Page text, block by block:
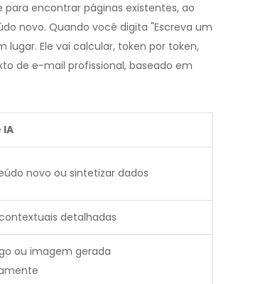
encontrar páginas existentes, ao
novo. Quando você digita "Escreva um
Ele vai calcular, token por token,
de e-mail profissional, baseado em
novo ou sintetizar dados
detalhadas
ou imagem gerada